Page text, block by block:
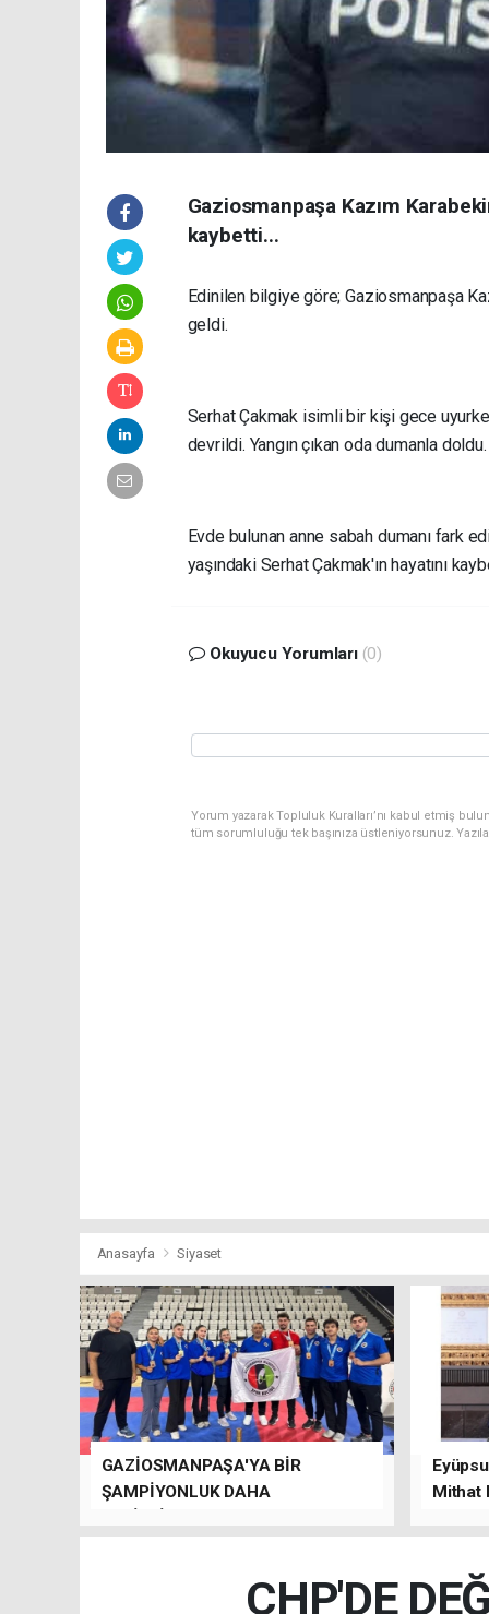
Gaziosmanpaşa Kazım
kaybetti...
Edinilen bilgiye göre; Gaziosmanpaşa
geldi.
Serhat Çakmak isimli bir kişi gece uyurken
devrildi. Yangın çıkan oda dumanla doldu.
Evde bulunan anne sabah dumanı fark
yaşındaki Serhat Çakmak'ın hayatını
Okuyucu Yorumları (0)
Yorum yazarak Topluluk Kuralları’nı kabul etmiş
tüm sorumluluğu tek başınıza üstleniyorsunuz.
Anasayfa Siyaset
GAZİOSMANPAŞA'YA BİR
ŞAMPİYONLUK DAHA
Mithat
CHP'DE